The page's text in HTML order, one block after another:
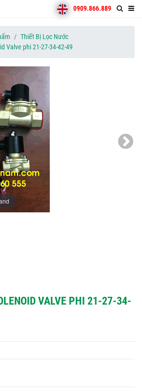
0909.866.889
Thiết Bị Lọc Nước
Valve phi 21-27-34-42-49
VALVE PHI 21-27-34-